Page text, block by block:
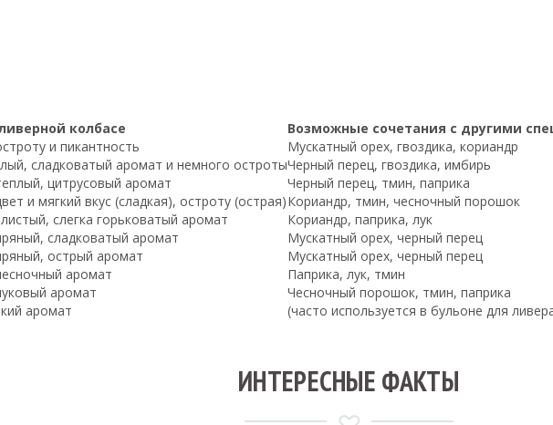
колбасе
Возможные сочетания с другими
и пикантность
Мускатный орех, гвоздика, кориандр
сладковатый аромат и немного остротыЧерный перец, гвоздика, имбирь
цитрусовый аромат
Черный перец, тмин, паприка
и мягкий вкус (сладкая), остроту (острая)Кориандр, тмин, чесночный порошок
слегка горьковатый аромат
Кориандр, паприка, лук
сладковатый аромат
Мускатный орех, черный перец
острый аромат
Мускатный орех, черный перец
аромат
Паприка, лук, тмин
аромат
Чесночный порошок, тмин, паприка
аромат (часто используется в бульоне для
ИНТЕРЕСНЫЕ ФАКТЫ